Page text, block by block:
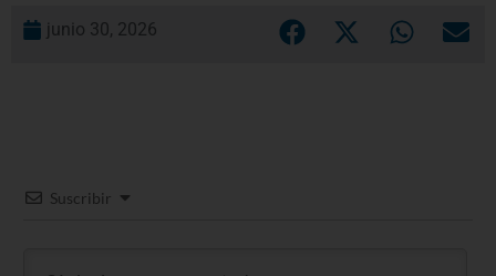
junio 30, 2026
Suscribir